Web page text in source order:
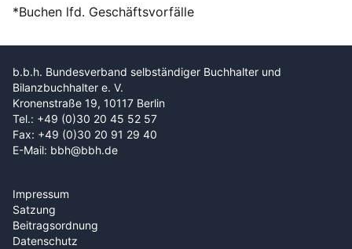
*Buchen lfd. Geschäftsvorfälle
b.b.h. Bundesverband selbständiger Buchhalter und
Bilanzbuchhalter e. V.
Kronenstraße 19, 10117 Berlin
Tel.: +49 (0)30 20 45 52 57
Fax: +49 (0)30 20 91 29 40
E-Mail: bbh@bbh.de
Impressum
Satzung
Beitragsordnung
Datenschutz